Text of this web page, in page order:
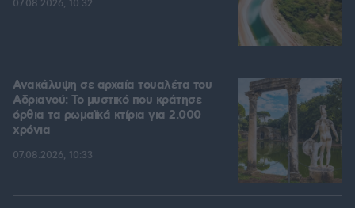
07.08.2026, 10:32
Ανακάλυψη σε αρχαία τουαλέτα του
Αδριανού: Το μυστικό που κράτησε
όρθια τα ρωμαϊκά κτίρια για 2.000
χρόνια
07.08.2026, 10:33